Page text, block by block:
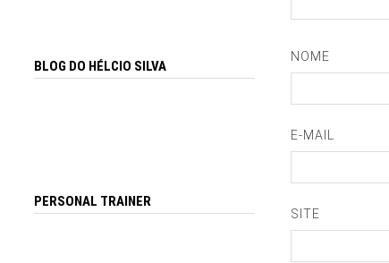
NOME
E-MAIL
SITE
BLOG DO HÉLCIO SILVA
PERSONAL TRAINER